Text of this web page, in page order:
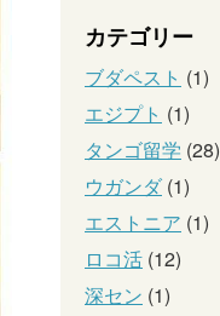
カテゴリー
ブダペスト (1)
エジプト (1)
タンゴ留学 (28)
ウガンダ(1)
エストニア (1)
ロコ活 (12)
深セン (1)